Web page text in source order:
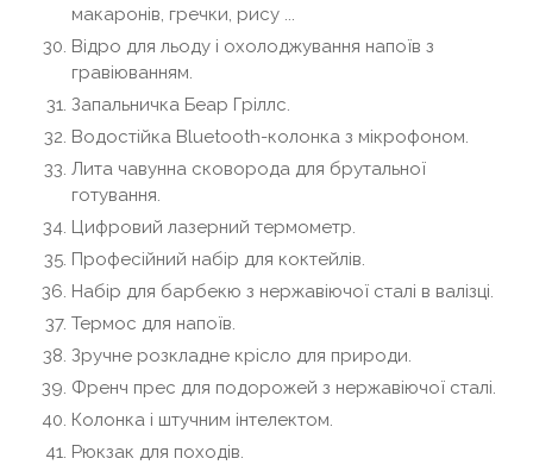
макаронів, гречки, рису ...
Відро для льоду і охолоджування напоїв з
гравіюванням.
Запальничка Беар Гріллс.
Водостійка Bluetooth-колонка з мікрофоном.
Лита чавунна сковорода для брутальної
готування.
Цифровий лазерний термометр.
Професійний набір для коктейлів.
Набір для барбекю з нержавіючої сталі в валізці.
Термос для напоїв.
Зручне розкладне крісло для природи.
Френч прес для подорожей з нержавіючої сталі.
Колонка і штучним інтелектом.
Рюкзак для походів.